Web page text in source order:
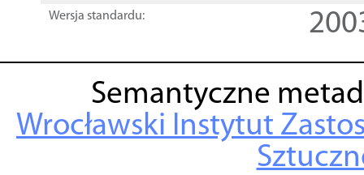
Wersja standardu:
Semantyczne
Wrocławski Instytut